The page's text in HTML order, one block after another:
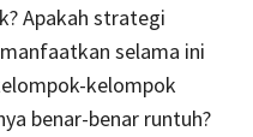
Apakah strategi
selama ini
kelompok
benar-benar runtuh?